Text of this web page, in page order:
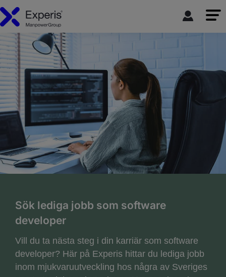
Sök lediga jobb som software
developer
Vill du ta nästa steg i din karriär som software
developer? Här på Experis hittar du lediga jobb
inom mjukvaruutveckling hos några av Sveriges